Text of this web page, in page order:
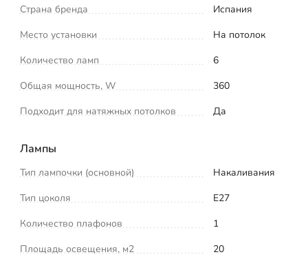
Страна бренда
Испания
Место установки
На потолок
Количество ламп
6
Общая мощность, W
360
Подходит для натяжных потолков
Да
Лампы
Тип лампочки (основной)
Накаливания
Тип цоколя
E27
Количество плафонов
1
Площадь освещения, м2
20